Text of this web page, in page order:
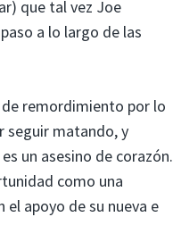
que tal vez Joe
a lo largo de las
remordimiento por lo
seguir matando, y
un asesino de corazón.
como una
apoyo de su nueva e